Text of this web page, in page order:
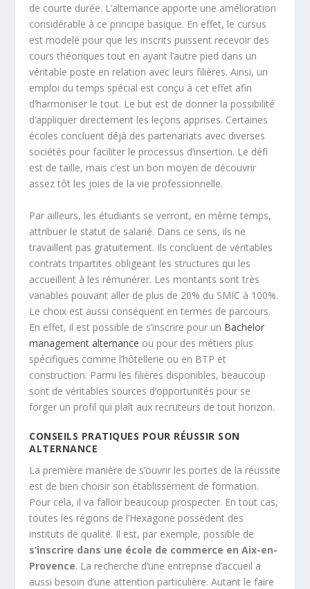
de courte durée. L’alternance apporte une amélioration
considérable à ce principe basique. En effet, le cursus
est modelé pour que les inscrits puissent recevoir des
cours théoriques tout en ayant l’autre pied dans un
véritable poste en relation avec leurs filières. Ainsi, un
emploi du temps spécial est conçu à cet effet afin
d’harmoniser le tout. Le but est de donner la possibilité
d’appliquer directement les leçons apprises. Certaines
écoles concluent déjà des partenariats avec diverses
sociétés pour faciliter le processus d’insertion. Le défi
est de taille, mais c’est un bon moyen de découvrir
assez tôt les joies de la vie professionnelle.
Par ailleurs, les étudiants se verront, en même temps,
attribuer le statut de salarié. Dans ce sens, ils ne
travaillent pas gratuitement. Ils concluent de véritables
contrats tripartites obligeant les structures qui les
accueillent à les rémunérer. Les montants sont très
variables pouvant aller de plus de 20% du SMIC à 100%.
Le choix est aussi conséquent en termes de parcours.
En effet, il est possible de s’inscrire pour un Bachelor
management alternance ou pour des métiers plus
spécifiques comme l’hôtellerie ou en BTP et
construction. Parmi les filières disponibles, beaucoup
sont de véritables sources d’opportunités pour se
forger un profil qui plaît aux recruteurs de tout horizon.
CONSEILS PRATIQUES POUR RÉUSSIR SON
ALTERNANCE
La première manière de s’ouvrir les portes de la réussite
est de bien choisir son établissement de formation.
Pour cela, il va falloir beaucoup prospecter. En tout cas,
toutes les régions de l’Hexagone possèdent des
instituts de qualité. Il est, par exemple, possible de
s’inscrire dans une école de commerce en Aix-en-
Provence. La recherche d’une entreprise d’accueil a
aussi besoin d’une attention particulière. Autant le faire